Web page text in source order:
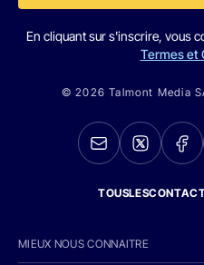
En cliquant sur s'inscrire, vous
Termes et
© 2026 Talmont Media
MIEUX NOUS CONNAITRE